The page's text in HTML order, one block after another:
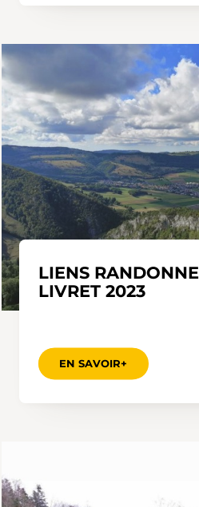
LIENS
LIVRET 2023
EN SAVOIR+